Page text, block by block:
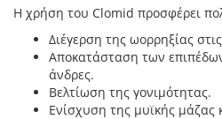
Η χρήση του Clomid προσφέρει
Διέγερση της ωορρηξίας
Αποκατάσταση των
άνδρες.
Βελτίωση της γονιμότητας.
Ενίσχυση της μυϊκής μάζας